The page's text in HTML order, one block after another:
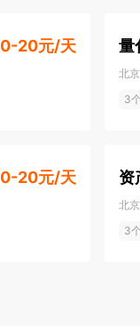
0-20元/天 量
北
3
0-20元/天 资
北
3